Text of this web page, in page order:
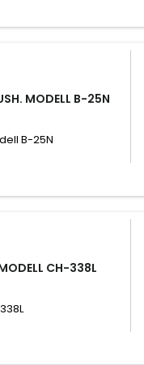
MODELL B-25N
B-25N
CH-338L